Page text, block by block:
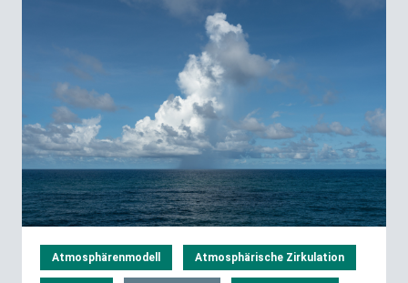
Atmosphärenmodell Atmosphärische Zirkulation